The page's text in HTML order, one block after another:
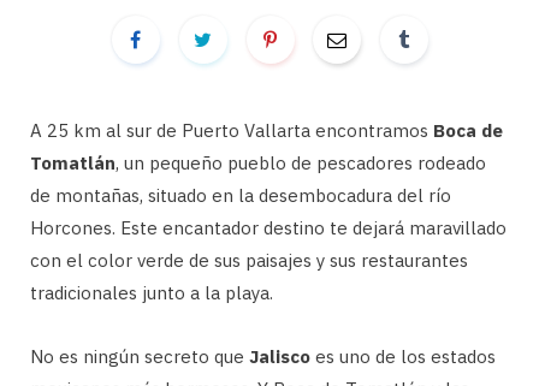
A 25 km al sur de Puerto Vallarta encontramos Boca de
Tomatlán, un pequeño pueblo de pescadores rodeado
de montañas, situado en la desembocadura del río
Horcones. Este encantador destino te dejará maravillado
con el color verde de sus paisajes y sus restaurantes
tradicionales junto a la playa.
No es ningún secreto que Jalisco es uno de los estados